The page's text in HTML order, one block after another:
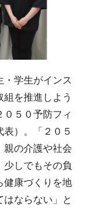
学生がインス
組を推進しよう
０５０予防フィ
）。「２０５
親の介護や社会
少しでもその負
健康づくりを地
ならない」と